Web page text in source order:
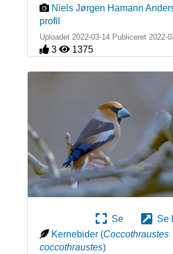
Niels Jørgen Hamann
profil
Uploadet 2022-03-14 Publiceret 2022-
3 1375
Se
Se
Kernebider (Coccothraustes
coccothraustes)